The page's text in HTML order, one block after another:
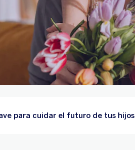
para cuidar el futuro de tus hijos